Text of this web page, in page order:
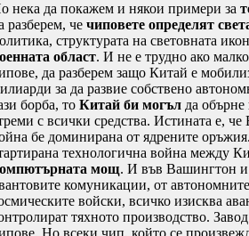
нека да покажем и някои примери за
разберем, че чиповете определят
структурата на световната
област. И не е трудно ако
да разберем защо Китай е
за да развие собствено
борба, то Китай би могъл да обърне
с всички средства. Истината е,
бе доминирана от ядрените
технологична война между
мощ. И във Вашингтон и
комуникации, от
войски, всичко изисква
тяхното производство.